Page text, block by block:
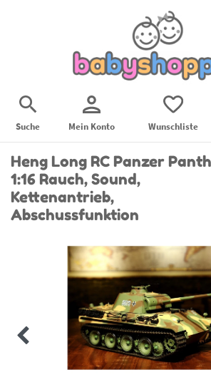
Suche Mein Konto Wunschliste
Heng Long RC Panzer
1:16 Rauch, Sound,
Kettenantrieb,
Abschussfunktion